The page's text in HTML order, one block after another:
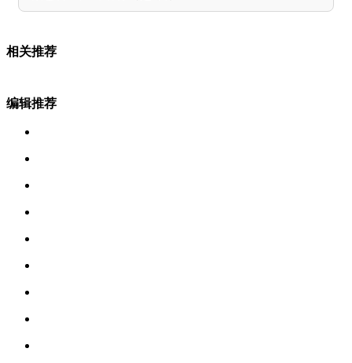
相关推荐
编辑推荐